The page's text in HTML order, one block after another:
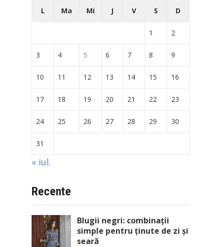
L
Ma Mi J V S D
1 2
3 4 5 6 7 8 9
10 11 12 13 14 15 16
17 18 19 20 21 22 23
24 25 26 27 28 29 30
31
« iul.
Recente
Blugii negri: combinații
simple pentru ținute de zi și
seară